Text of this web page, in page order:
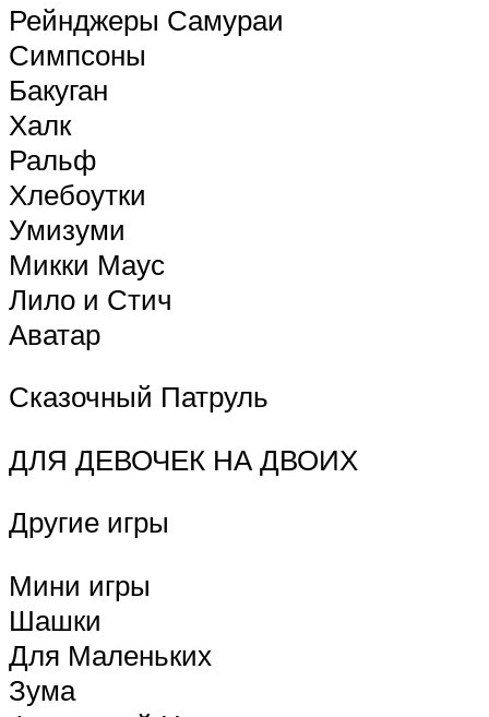
Рейнджеры Самураи
Симпсоны
Бакуган
Халк
Ральф
Хлебоутки
Умизуми
Микки Маус
Лило и Стич
Аватар
Сказочный Патруль
ДЛЯ ДЕВОЧЕК НА ДВОИХ
Другие игры
Мини игры
Шашки
Для Маленьких
Зума